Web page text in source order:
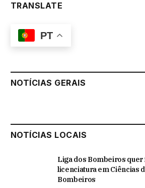
TRANSLATE
PT
NOTÍCIAS GERAIS
NOTÍCIAS LOCAIS
Liga dos Bombeiros
licenciatura em Ciências
Bombeiros